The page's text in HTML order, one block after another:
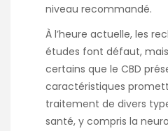
niveau recommandé.
À l’heure actuelle, les
études font défaut,
certains que le CBD
caractéristiques
traitement de divers
santé, y compris la